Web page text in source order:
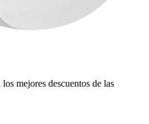
mejores descuentos de las